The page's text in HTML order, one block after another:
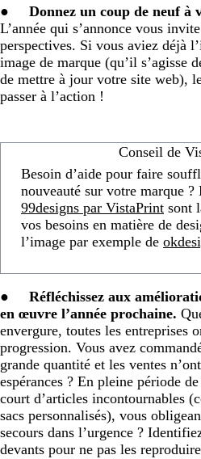
● Donnez un coup de neuf à
L’année qui s’annonce vous
perspectives. Si vous aviez déjà
image de marque (qu’il s’agisse
de mettre à jour votre site web),
passer à l’action !
Conseil de
Besoin d’aide pour faire
nouveauté sur votre marque ?
99designs par VistaPrint sont
vos besoins en matière de
l’image par exemple de
● Réfléchissez aux
en œuvre l’année prochaine.
envergure, toutes les entreprises
progression. Vous avez
grande quantité et les ventes
espérances ? En pleine période
court d’articles incontournables
sacs personnalisés), vous
secours dans l’urgence ?
devants pour ne pas les